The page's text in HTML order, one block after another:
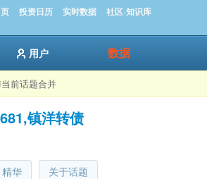
投资日历 实时数据 社区-知识库
用户 数据
前话题合并
镇洋转债
精华 关于话题